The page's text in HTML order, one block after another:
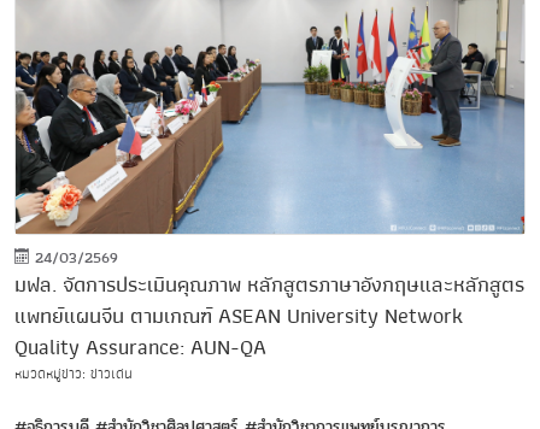
24/03/2569
มฟล. จัดการประเมินคุณภาพ หลักสูตรภาษาอังกฤษและหลักสูตร
แพทย์แผนจีน ตามเกณฑ์ ASEAN University Network
Quality Assurance: AUN-QA
หมวดหมู่ข่าว: ข่าวเด่น